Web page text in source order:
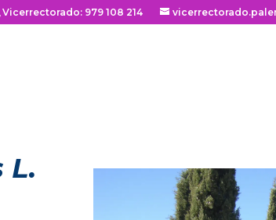
Vicerrectorado: 979 108 214
L.